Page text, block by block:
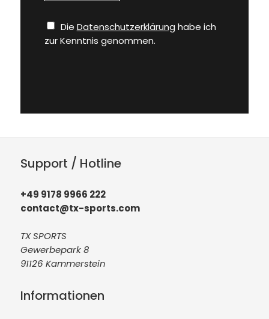
Die Datenschutzerklärung habe ich
zur Kenntnis genommen.
Support / Hotline
+49 9178 9966 222
contact@tx-sports.com
TX SPORTS
Gewerbepark 8
91126 Kammerstein
Informationen